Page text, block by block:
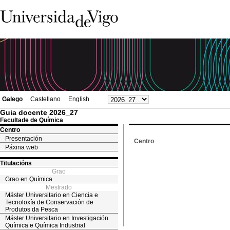
Galego Castellano English
Guia docente 2026_27
Facultade de Química
Centro
Presentación
Páxina web
Titulacións
Grao
Grao en Química
Mestrado
Máster Universitario en Ciencia e
Tecnoloxía de Conservación de
Produtos da Pesca
Máster Universitario en Investigación
Química e Química Industrial
Centro